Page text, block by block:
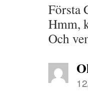
Första
Hmm,
Och